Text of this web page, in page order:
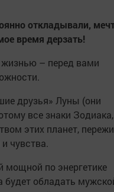
откладывали,
время дерзать!
– перед вами
друзья» Луны (они
все знаки Зодиака,
этих планет,
чувства.
мощной по энергетике
будет обладать